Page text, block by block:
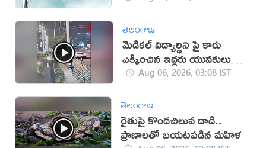
తెలంగాణ
మెడికల్ విద్యార్థిని పై కారు
ఎక్కించిన ఇద్దరు యువకులు
(వీడియో)
Aug 06, 2026, 03:08 IST
తెలంగాణ
రైతుపై కొండచిలువ దాడి..
ప్రాణాలతో బయటపడిన మహిళ